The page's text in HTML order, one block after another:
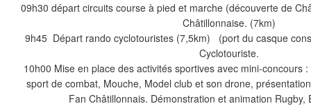
09h30 départ circuits course à pied et marche (découverte de
Châtillonnaise. (7km)
9h45 Départ rando cyclotouristes (7,5km) (port du casque
Cyclotouriste.
10h00 Mise en place des activités sportives avec mini-concours
sport de combat, Mouche, Model club et son drone,
Fan Châtillonnais. Démonstration et animation